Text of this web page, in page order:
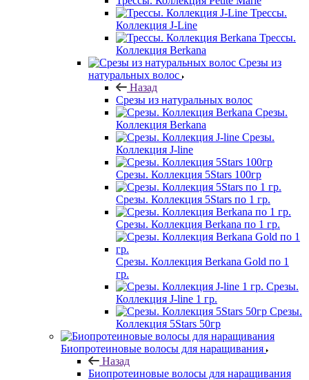
Трессы.
Коллекция J-Line
Трессы.
Коллекция Berkana
Срезы из
натуральных волос
Назад
Срезы из натуральных волос
Срезы.
Коллекция Berkana
Срезы.
Коллекция J-line
Срезы. Коллекция 5Stars 100гр
Срезы. Коллекция 5Stars по 1 гр.
Срезы. Коллекция Berkana по 1 гр.
Срезы. Коллекция Berkana Gold по 1
гр.
Срезы.
Коллекция J-line 1 гр.
Срезы.
Коллекция 5Stars 50гр
Биопротеиновые волосы для наращивания
Назад
Биопротеиновые волосы для наращивания